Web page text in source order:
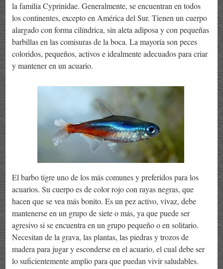
la familia Cyprinidae. Generalmente, se encuentran en todos
los continentes, excepto en América del Sur. Tienen un cuerpo
alargado con forma cilíndrica, sin aleta adiposa y con pequeñas
barbillas en las comisuras de la boca. La mayoría son peces
coloridos, pequeños, activos e idealmente adecuados para criar
y mantener en un acuario.
El barbo tigre uno de los más comunes y preferidos para los
acuarios. Su cuerpo es de color rojo con rayas negras, que
hacen que se vea más bonito. Es un pez activo, vivaz, debe
mantenerse en un grupo de siete o más, ya que puede ser
agresivo si se encuentra en un grupo pequeño o en solitario.
Necesitan de la grava, las plantas, las piedras y trozos de
madera para jugar y esconderse en el acuario, el cual debe ser
lo suficientemente amplio para que puedan vivir saludables.